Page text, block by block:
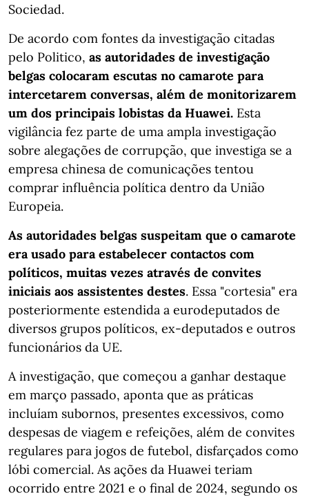
Sociedad.
De acordo com fontes da investigação citadas
pelo Politico, as autoridades de investigação
belgas colocaram escutas no camarote para
intercetarem conversas, além de monitorizarem
um dos principais lobistas da Huawei. Esta
vigilância fez parte de uma ampla investigação
sobre alegações de corrupção, que investiga se a
empresa chinesa de comunicações tentou
comprar influência política dentro da União
Europeia.
As autoridades belgas suspeitam que o camarote
era usado para estabelecer contactos com
políticos, muitas vezes através de convites
iniciais aos assistentes destes. Essa "cortesia" era
posteriormente estendida a eurodeputados de
diversos grupos políticos, ex-deputados e outros
funcionários da UE.
A investigação, que começou a ganhar destaque
em março passado, aponta que as práticas
incluíam subornos, presentes excessivos, como
despesas de viagem e refeições, além de convites
regulares para jogos de futebol, disfarçados como
lóbi comercial. As ações da Huawei teriam
ocorrido entre 2021 e o final de 2024, segundo os